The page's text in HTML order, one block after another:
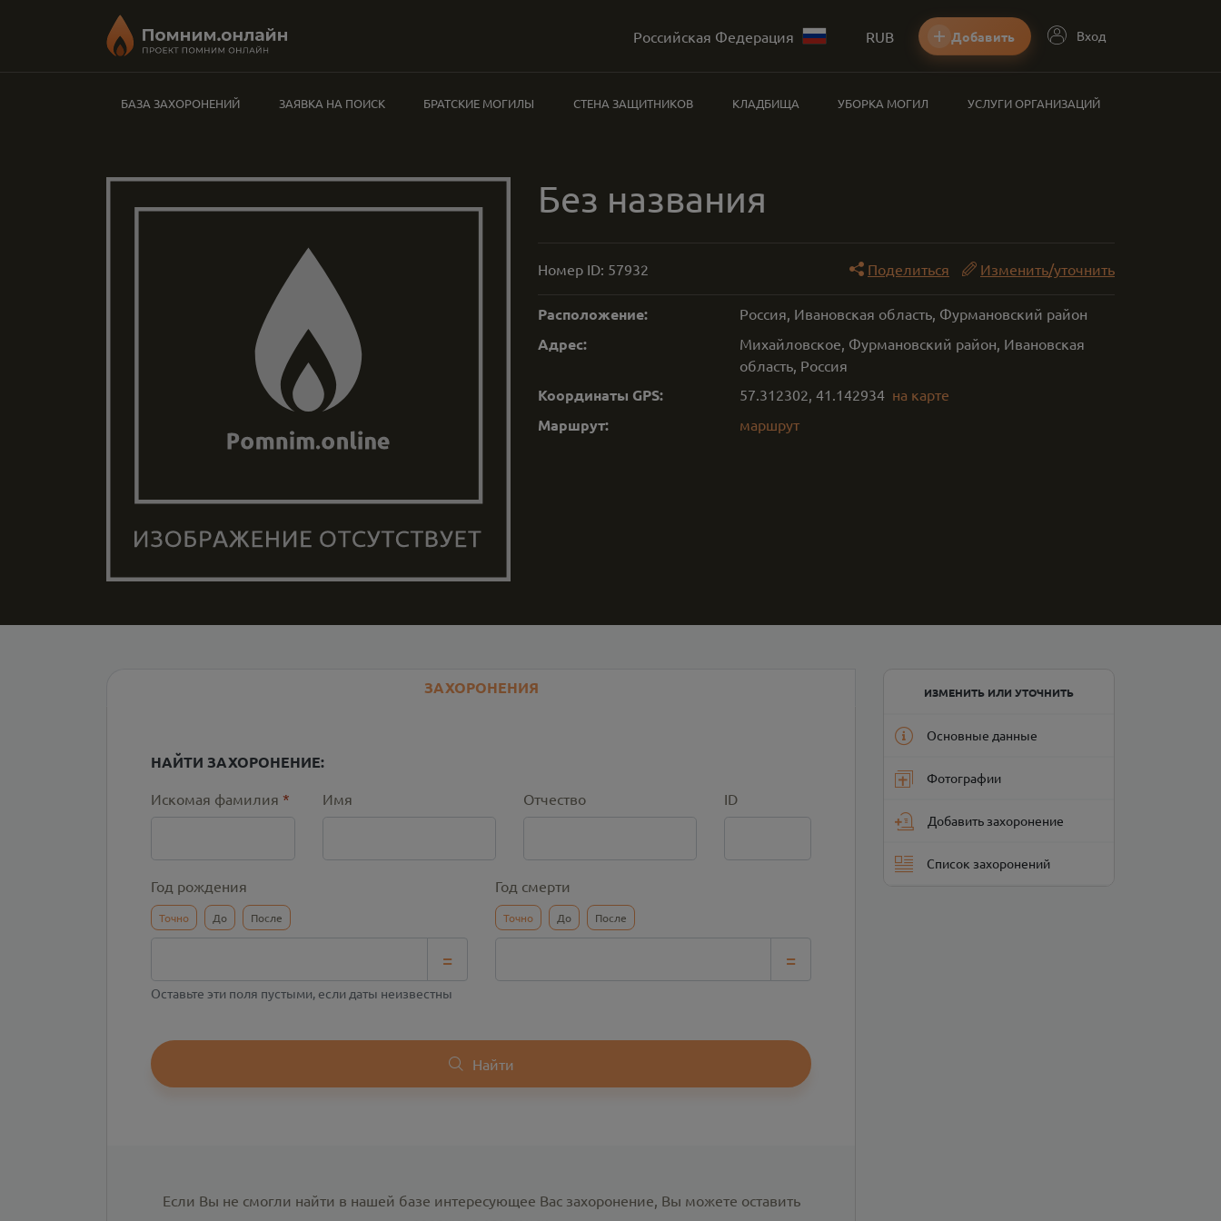
Российская Федерация RUB Добавить Вход
БАЗА ЗАХОРОНЕНИЙ ЗАЯВКА НА ПОИСК БРАТСКИЕ МОГИЛЫ СТЕНА ЗАЩИТНИКОВ КЛАДБИЩА УБОРКА МОГИЛ УСЛУГИ ОРГАНИЗАЦИЙ
Без названия
Номер ID: 57932 Поделиться Изменить/уточнить
Расположение: Россия, Ивановская область, Фурмановский район
Адрес:
Михайловское, Фурмановский район, Ивановская
область, Россия
Координаты GPS: 57.312302, 41.142934 на карте
Маршрут: маршрут
ЗАХОРОНЕНИЯ
НАЙТИ ЗАХОРОНЕНИЕ:
Искомая фамилия * Имя Отчество ID
Год рождения
Точно До После
=
Год смерти
Точно До После
=
Оставьте эти поля пустыми, если даты неизвестны
Найти
Если Вы не смогли найти в нашей базе интересующее Вас захоронение, Вы можете оставить
ИЗМЕНИТЬ ИЛИ УТОЧНИТЬ
Основные данные
Фотографии
Добавить захоронение
Список захоронений